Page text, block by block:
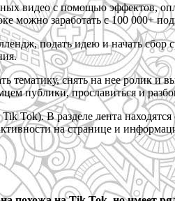
видео с помощью эффектов,
можно заработать с 100 000+
подать идею и начать
тематику, снять на нее ролик и
публики, прославиться и
Tok). В разделе лента
на странице и